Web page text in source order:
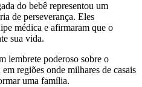
do bebê representou um
de perseverança. Eles
médica e afirmaram que o
sua vida.
lembrete poderoso sobre o
regiões onde milhares de casais
uma família.